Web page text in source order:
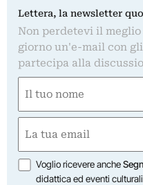
Lettera, la newsletter
Non perdetevi il
giorno un'e-mail con
partecipa alla
(Required)
First
(Required)
Opzioni
Voglio ricevere anche
didattica ed eventi culturali